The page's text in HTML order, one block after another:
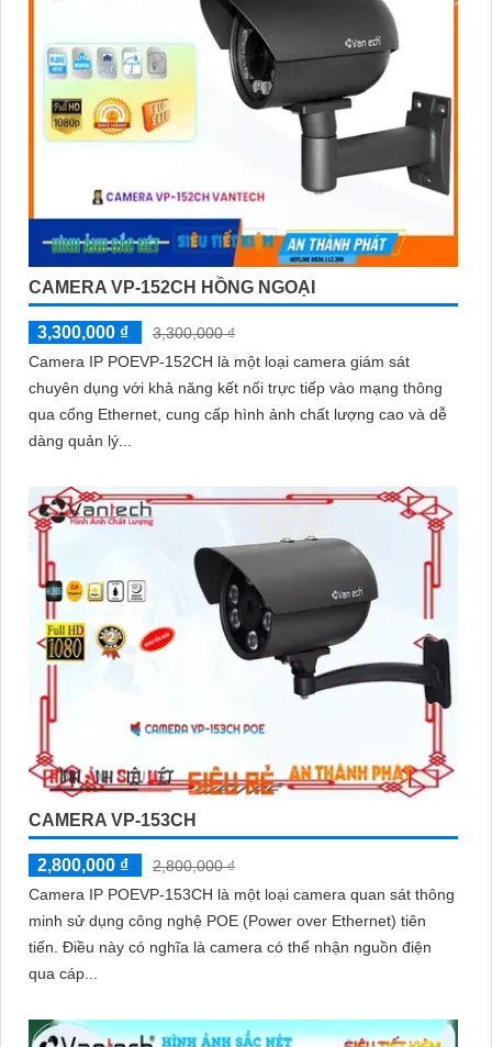
CAMERA VP-152CH HỒNG NGOẠI
3,300,000 ₫
3,300,000 ₫
Camera IP POEVP-152CH là một loại camera giám sát
chuyên dụng với khả năng kết nối trực tiếp vào mạng thông
qua cổng Ethernet, cung cấp hình ảnh chất lượng cao và dễ
dàng quản lý...
CAMERA VP-153CH
2,800,000 ₫
2,800,000 ₫
Camera IP POEVP-153CH là một loại camera quan sát thông
minh sử dụng công nghệ POE (Power over Ethernet) tiên
tiến. Điều này có nghĩa là camera có thể nhận nguồn điện
qua cáp...